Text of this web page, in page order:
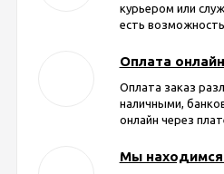
курьером или
есть
Оплата онлайн
Оплата заказ
наличными,
онлайн через
Мы